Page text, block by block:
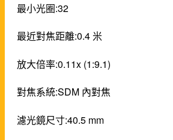
最小光圈:32
最近對焦距離:0.4 米
放大倍率:0.11x (1:9.1)
對焦系統:SDM 內對焦
濾光鏡尺寸:40.5 mm